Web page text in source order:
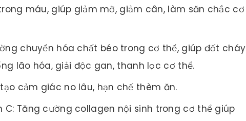
máu, giúp giảm mỡ, giảm cân, làm săn chắc cơ
chuyển hóa chất béo trong cơ thể, giúp đốt cháy
lão hóa, giải độc gan, thanh lọc cơ thể.
cảm giác no lâu, hạn chế thèm ăn.
C: Tăng cường collagen nội sinh trong cơ thể giúp